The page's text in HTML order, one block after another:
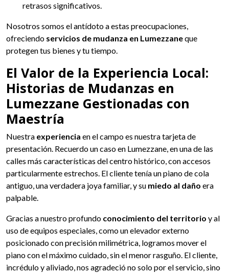
retrasos significativos.
Nosotros somos el antídoto a estas preocupaciones,
ofreciendo servicios de mudanza en Lumezzaneque
protegen tus bienes y tu tiempo.
El Valor de la Experiencia Local:
Historias de Mudanzas en
Lumezzane Gestionadas con
Maestría
Nuestra experiencia en el campo es nuestra tarjeta de
presentación. Recuerdo un caso en Lumezzane, en una de las
calles más características del centro histórico, con accesos
particularmente estrechos. El cliente tenía un piano de cola
antiguo, una verdadera joya familiar, y su miedo al daño era
palpable.
Gracias a nuestro profundo conocimiento del territorio y al
uso de equipos especiales, como un elevador externo
posicionado con precisión milimétrica, logramos mover el
piano con el máximo cuidado, sin el menor rasguño. El cliente,
incrédulo y aliviado, nos agradeció no solo por el servicio, sino